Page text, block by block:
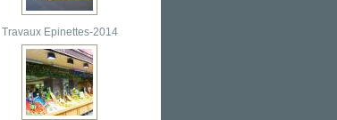
Travaux Epinettes-2014